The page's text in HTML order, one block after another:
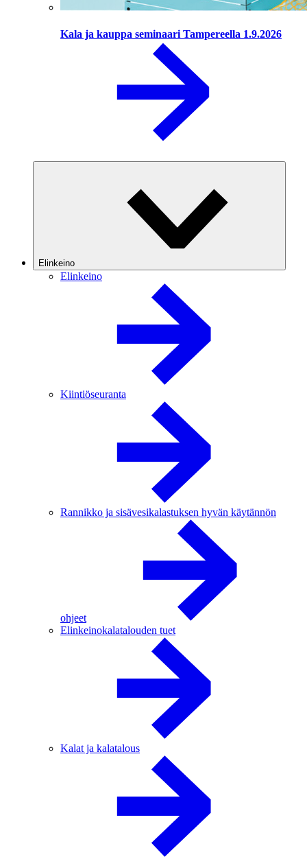
Kala ja kauppa seminaari Tampereella 1.9.2026
Elinkeino
Elinkeino
Kiintiöseuranta
Rannikko ja sisävesikalastuksen hyvän käytännön
ohjeet
Elinkeinokalatalouden tuet
Kalat ja kalatalous